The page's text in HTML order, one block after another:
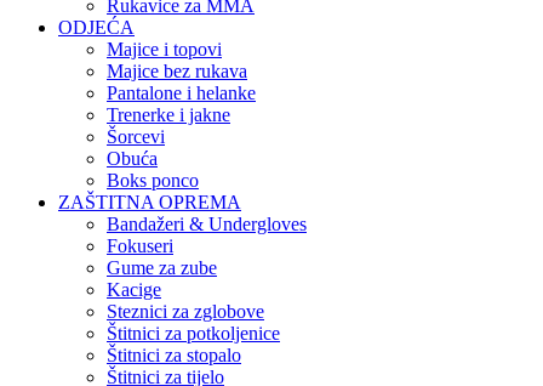
Rukavice za MMA
ODJEĆA
Majice i topovi
Majice bez rukava
Pantalone i helanke
Trenerke i jakne
Šorcevi
Obuća
Boks ponco
ZAŠTITNA OPREMA
Bandažeri & Undergloves
Fokuseri
Gume za zube
Kacige
Steznici za zglobove
Štitnici za potkoljenice
Štitnici za stopalo
Štitnici za tijelo